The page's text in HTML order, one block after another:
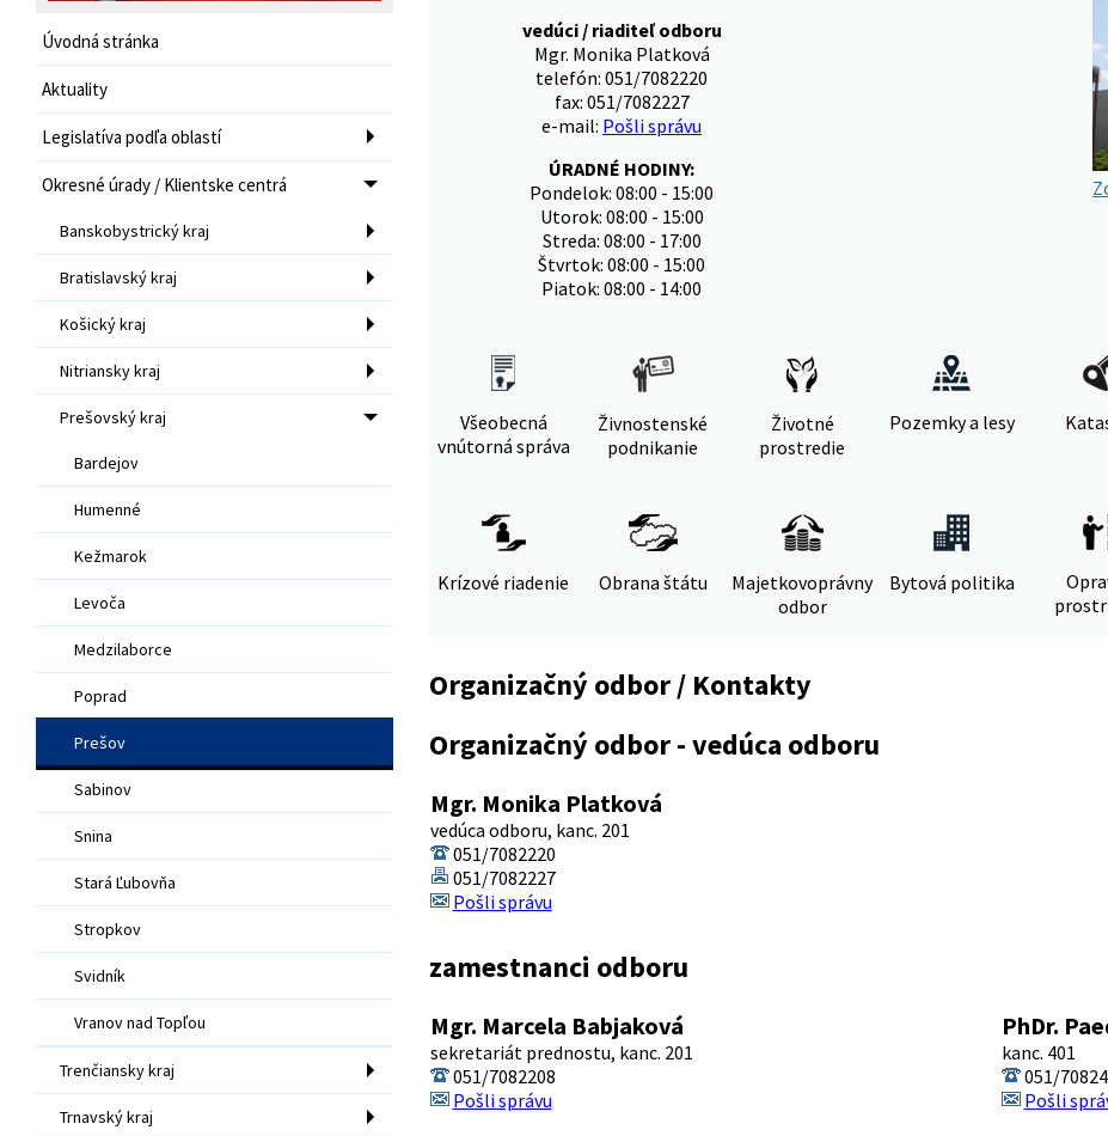
Úvodná stránka
Aktuality
Legislatíva podľa oblastí
Okresné úrady / Klientske centrá
Banskobystrický kraj
Bratislavský kraj
Košický kraj
Nitriansky kraj
Prešovský kraj
Bardejov
Humenné
Kežmarok
Levoča
Medzilaborce
Poprad
Prešov
Sabinov
Snina
Stará Ľubovňa
Stropkov
Svidník
Vranov nad Topľou
Trenčiansky kraj
Trnavský kraj
vedúci / riaditeľ odboru
Mgr. Monika Platková
telefón: 051/7082220
fax: 051/7082227
e-mail: Pošli správu
ÚRADNÉ HODINY:
Pondelok: 08:00 - 15:00
Utorok: 08:00 - 15:00
Streda: 08:00 - 17:00
Štvrtok: 08:00 - 15:00
Piatok: 08:00 - 14:00
Všeobecná
vnútorná správa
Živnostenské
podnikanie
Životné
prostredie
Pozemky a lesy
Krízové riadenie Obrana štátu
Majetkovoprávny
odbor
Bytová politika
Organizačný odbor / Kontakty
Organizačný odbor - vedúca odboru
Mgr. Monika Platková
vedúca odboru, kanc. 201
051/7082220
051/7082227
Pošli správu
zamestnanci odboru
Mgr. Marcela Babjaková
sekretariát prednostu, kanc. 201
051/7082208
Pošli správu
PhDr.
kanc. 401
051/
Pošli